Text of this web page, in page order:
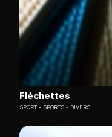
Fléchettes
SPORT SPORTS - DIVERS